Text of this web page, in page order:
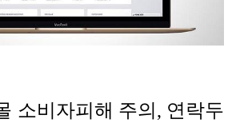
소비자피해 주의, 연락두